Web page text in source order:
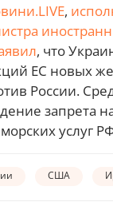
,
, что
ЕС новых
России.
запрета
услуг
США